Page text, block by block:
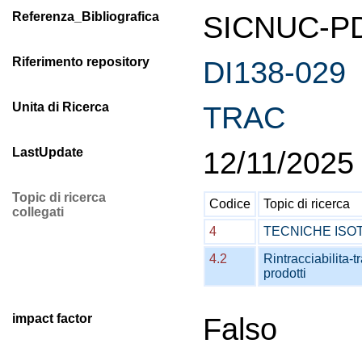
Referenza_Bibliografica SICNUC-
Riferimento repository DI138-029
Unita di Ricerca TRAC
LastUpdate 12/11/2025
Topic di ricerca
collegati
Codice
Topic di ricerca
4
TECNICHE
4.2
Rintracciabilita-
prodotti
impact factor Falso